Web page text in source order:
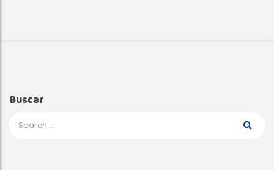
Buscar